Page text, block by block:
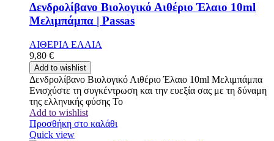
Δενδρολίβανο Βιολογικό Αιθέριο Έλαιο 10ml
Μελιμπάμπα | Passas
ΑΙΘΕΡΙΑ ΕΛΑΙΑ
9,80 €
Add to wishlist
Δενδρολίβανο Βιολογικό Αιθέριο Έλαιο 10ml Μελιμπάμπα
Ενισχύστε τη συγκέντρωση και την ευεξία σας με τη δύναμη
της ελληνικής φύσης Το
Add to wishlist
Προσθήκη στο καλάθι
Quick view